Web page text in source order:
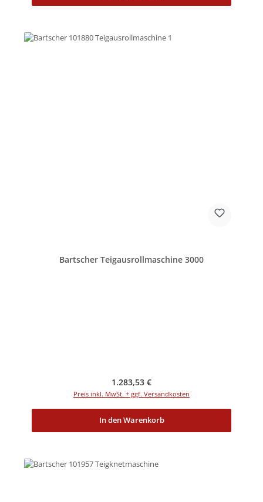
Bartscher Teigausrollmaschine 3000
Regulärer Preis:
1.283,53 €
Preis inkl. MwSt. + ggf. Versandkosten
In den Warenkorb